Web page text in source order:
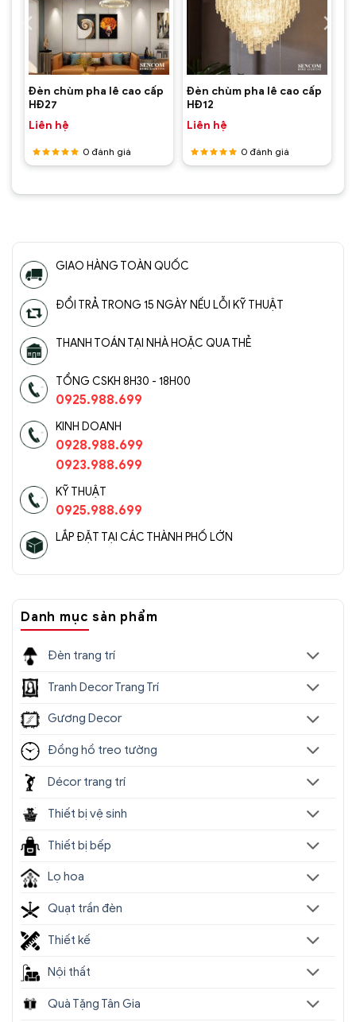
Đèn chùm pha lê cao cấp
HĐ27
Liên hệ
Được
55 sao
0 đánh giá
Đèn chùm pha lê cao cấp
HĐ12
Liên hệ
Được
55 sao
0 đánh giá
4.070.000 ₫.
GIAO HÀNG TOÀN QUỐC
ĐỔI TRẢ TRONG 15 NGÀY NẾU LỖI KỸ THUẬT
THANH TOÁN TẠI NHÀ HOẶC QUA THẺ
TỔNG CSKH 8H30 - 18H00
0925.988.699
KINH DOANH
0928.988.699
0923.988.699
KỸ THUẬT
0925.988.699
LẮP ĐẶT TẠI CÁC THÀNH PHỐ LỚN
Danh mục sản phẩm
Đèn trang trí
Tranh Decor Trang Trí
Gương Decor
Đồng hồ treo tường
Décor trang trí
Thiết bị vệ sinh
Thiết bị bếp
Lọ hoa
Quạt trần đèn
Thiết kế
Nội thất
Quà Tặng Tân Gia